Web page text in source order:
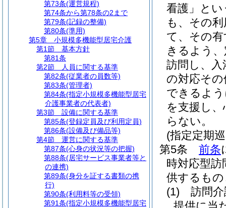
看護」とい
も、その
て、その
きるよう
訪問し、入
の対応そ
できるよ
を支援し
らない。
(指定定期
第5条
前条
時対応型
供するも
(1)
訪問
第73条(運営規程)
第74条から第78条の2まで
第79条(記録の整備)
第80条(準用)
第5章
小規模多機能型居宅介護
第1節
基本方針
第81条
第2節
人員に関する基準
第82条(従業者の員数等)
第83条(管理者)
第84条(指定小規模多機能型居宅
介護事業者の代表者)
第3節
設備に関する基準
第85条(登録定員及び利用定員)
第86条(設備及び備品等)
第4節
運営に関する基準
第87条(心身の状況等の把握)
第88条(居宅サービス事業者等と
の連携)
第89条(身分を証する書類の携
行)
第90条(利用料等の受領)
第91条(指定小規模多機能型居宅